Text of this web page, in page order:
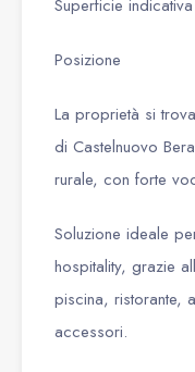
Superficie indicativa
Posizione
La proprietà si
di Castelnuovo
rurale, con forte
Soluzione ideale
hospitality, grazie
piscina, ristorante,
accessori.